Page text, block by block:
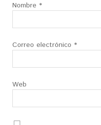
Nombre *
Correo electrónico *
Web